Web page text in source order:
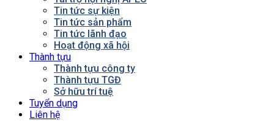
Tin tức sự kiện
Tin tức sản phẩm
Tin tức lãnh đạo
Hoạt động xã hội
Thành tựu
Thành tựu công ty
Thành tựu TGĐ
Sở hữu trí tuệ
Tuyển dụng
Liên hệ